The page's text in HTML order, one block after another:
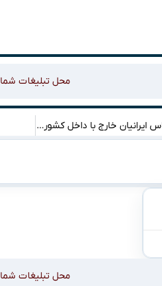
محل تبلیغات شما
اطلاعیه وزارت ارتباطات؛ برقراری تماس ایرانیان خارج با داخل کشور از طریق پیام‌رسان‌های داخلی / محدودیت‌ها «مقطعی» است
محل تبلیغات شما